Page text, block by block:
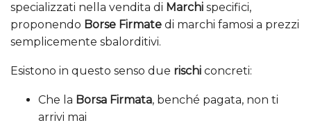
specializzati nella vendita di Marchi specifici,
proponendo Borse Firmate di marchi famosi a prezzi
semplicemente sbalorditivi.
Esistono in questo senso due rischi concreti:
Che la Borsa Firmata, benché pagata, non ti
arrivi mai